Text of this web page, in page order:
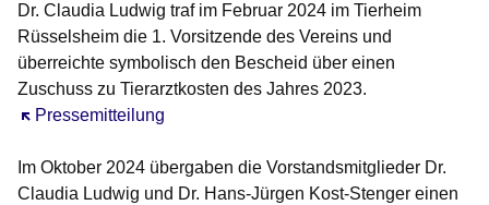
Dr. Claudia Ludwig traf im Februar 2024 im Tierheim
Rüsselsheim die 1. Vorsitzende des Vereins und
überreichte symbolisch den Bescheid über einen
Zuschuss zu Tierarztkosten des Jahres 2023.
Pressemitteilung
Öffnet sich in einem neuen Fenster
Im Oktober 2024 übergaben die Vorstandsmitglieder Dr.
Claudia Ludwig und Dr. Hans-Jürgen Kost-Stenger einen